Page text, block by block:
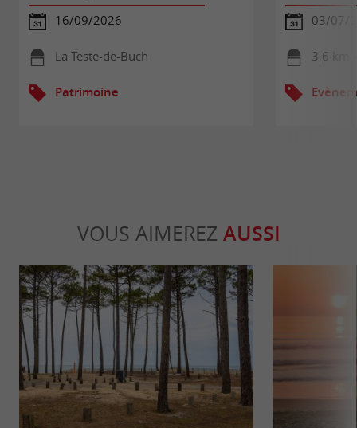
16/09/2026
La Teste-de-Buch
Patrimoine
03/07/
3,6 km
VOUS AIMEREZ AUSSI